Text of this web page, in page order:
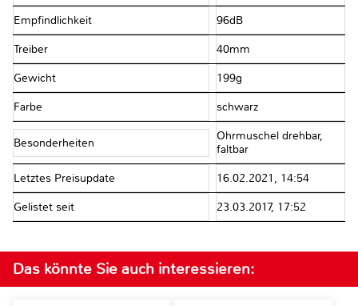
Empfindlichkeit 96dB
Treiber 40mm
Gewicht 199g
Farbe schwarz
Besonderheiten
Ohrmuschel drehbar,
faltbar
Letztes Preisupdate 16.02.2021, 14:54
Gelistet seit 23.03.2017, 17:52
Das könnte Sie auch interessieren: